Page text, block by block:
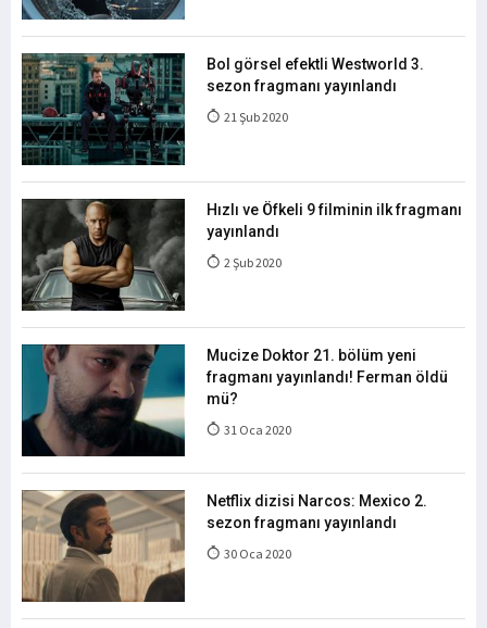
Bol görsel efektli Westworld 3.
sezon fragmanı yayınlandı
21 Şub 2020
Hızlı ve Öfkeli 9 filminin ilk fragmanı
yayınlandı
2 Şub 2020
Mucize Doktor 21. bölüm yeni
fragmanı yayınlandı! Ferman öldü
mü?
31 Oca 2020
Netflix dizisi Narcos: Mexico 2.
sezon fragmanı yayınlandı
30 Oca 2020